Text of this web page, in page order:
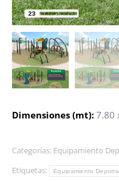
Dimensiones (mt): 7.80
Categorías: Equipamiento
Etiquetas:
Equipamiento